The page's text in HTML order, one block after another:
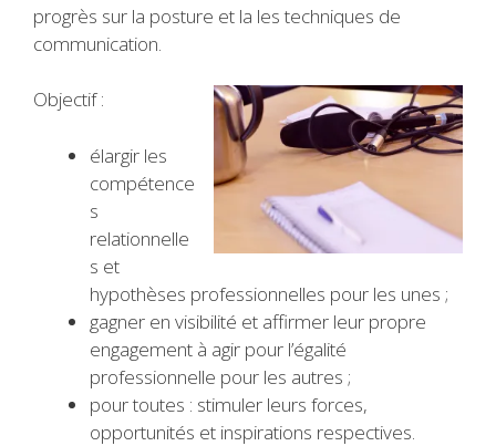
progrès sur la posture et la les techniques de
communication.
Objectif :
élargir les
compétence
s
relationnelle
s et
hypothèses professionnelles pour les unes ;
gagner en visibilité et affirmer leur propre
engagement à agir pour l’égalité
professionnelle pour les autres ;
pour toutes : stimuler leurs forces,
opportunités et inspirations respectives.